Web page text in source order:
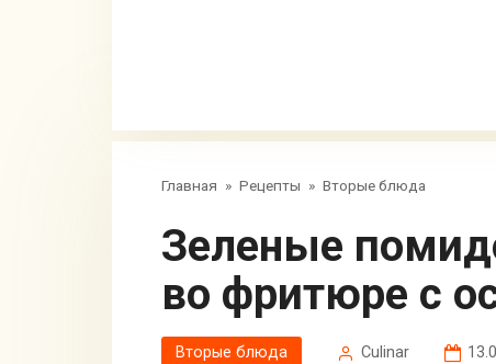
Главная » Рецепты » Вторые блюда
Зеленые помидоры, обжаренные
во фритюре с
Вторые блюда Сulinar